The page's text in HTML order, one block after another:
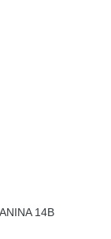
14B